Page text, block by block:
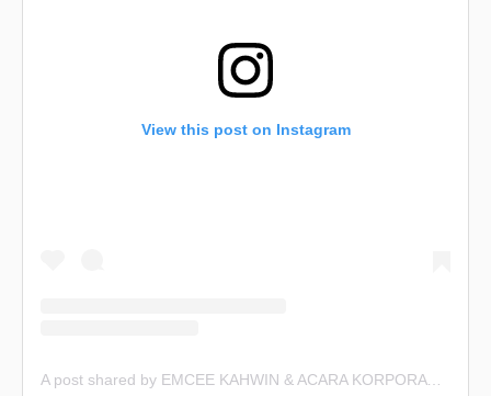
View this post on Instagram
A post shared by EMCEE KAHWIN & ACARA KORPORAT (@emceekahwin)